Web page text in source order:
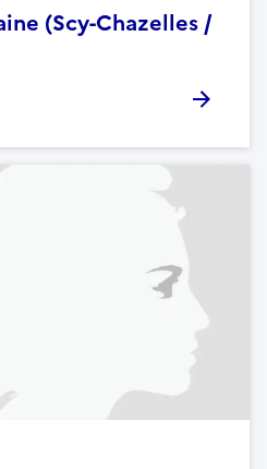
(Scy-Chazelles /